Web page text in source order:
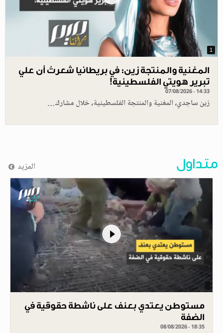
1
المغنية والمنتجة زين: في بريطانيا شعرتُ أن علي
تبرير هويتي الفلسطينية!
07/08/2026 - 14:33
زين ساجدي، المغنية والمنتجة الفلسطينية، خلال مشارك…
متداول المزيد
مستوطن يعتدي بعنف على ناشطة حقوقية في
الضفة
08/08/2026 - 18:35